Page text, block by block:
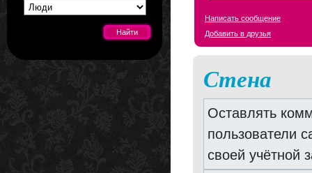
Написать сообщение
Добавить в друзья
Стена
Оставлять
пользователи
своей учётной